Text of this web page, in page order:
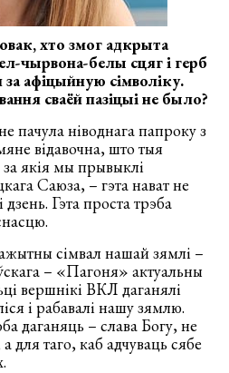
хто змог адкрыта
чырвона-белы сцяг і герб
афіцыйную сімволіку.
сваёй пазіцыі не было?
пачула ніводнага папроку з
відавочна, што тыя
якія мы прывыклі
Саюза, – гэта нават не
Гэта проста трэба
сімвал нашай зямлі –
– «Пагоня» актуальны
вершнікі ВКЛ даганялі
і рабавалі нашу зямлю.
даганяць – слава Богу, не
для таго, каб адчуваць сябе